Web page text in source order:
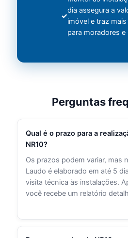
dia assegura a
imóvel e traz
para moradores
Perguntas
Qual é o prazo para a
NR10?
Os prazos podem variar, mas
Laudo é elaborado em até 5
visita técnica às instalações.
você recebe um relatório